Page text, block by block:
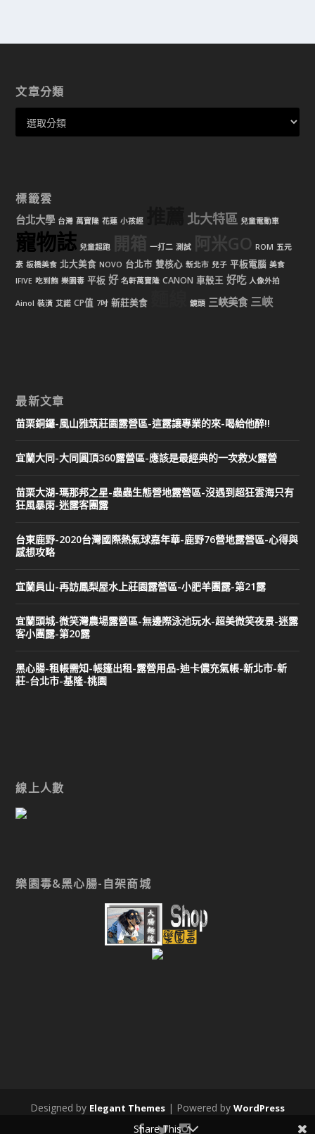
文章分類
標籤雲
台北大學 台灣 萬寶隆 花蓮 小孩經 北大特區 兒童電動車
寵物誌 兒童超跑 開箱 一打二 測試 阿米GO ROM 五元
素 板橋美食 北大美食 NOVO 台北市 雙核心 新北市 兒子 平板電腦 美食
IFIVE 吃到飽 樂園毒 平板 好 名軒萬寶隆 CANON 車殼王 好吃 人像外拍
Ainol 裝潢 艾諾 CP值 7吋 新莊美食 鏡頭 三峽美食 三峽
最新文章
苗栗銅鑼-風山雅筑莊園露營區-這露讓專業的來-喝給他醉!!
宜蘭大同-大同圓頂360露營區-應該是最經典的一次救火露營
苗栗大湖-瑪那邦之星-蟲蟲生態營地露營區-沒遇到超狂雲海只有
狂風暴雨-迷露客團露
台東鹿野-2020台灣國際熱氣球嘉年華-鹿野76營地露營區-心得與
感想攻略
宜蘭員山-再訪鳳梨屋水上莊園露營區-小肥羊團露-第21露
宜蘭頭城-微笑灣農場露營區-無邊際泳池玩水-超美微笑夜景-迷露
客小團露-第20露
黑心腸-租帳需知-帳篷出租-露營用品-迪卡儂充氣帳-新北市-新
莊-台北市-基隆-桃園
線上人數
樂園毒&黑心腸-自架商城
Designed by Elegant Themes | Powered by WordPress
Share This